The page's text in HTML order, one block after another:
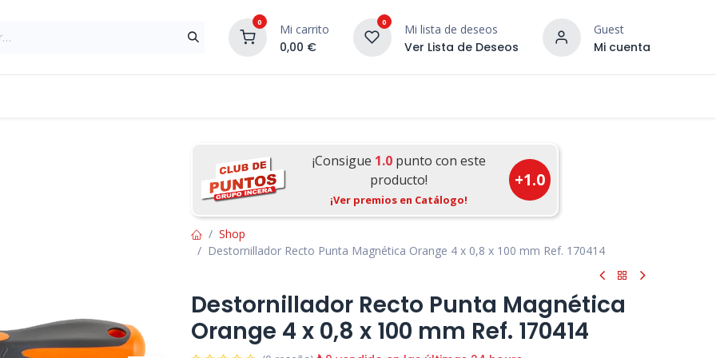
0 Mi carrito
0,00 €
0 Mi lista de deseos
Ver Lista de Deseos
Guest
Mi cuenta
¡DESCUBRE NUESTRO
¡Consigue 1.0punto con este
producto!
¡Ver premios en Catálogo!
+1.0
Shop
Destornillador Recto Punta Magnética Orange 4 x 0,8 x 100 mm Ref. 170414
Destornillador Recto Punta Magnética
Orange 4 x 0,8 x 100 mm Ref. 170414